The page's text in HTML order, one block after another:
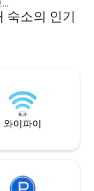
방용품이 비치된 주방 모든 욕실에
조명 및 선풍기용
숙소의 인기
와이파이